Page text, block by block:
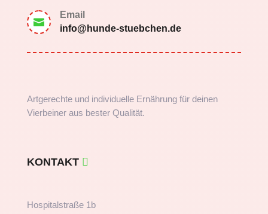

Email
info@hunde-stuebchen.de
Artgerechte und individuelle Ernährung für deinen
Vierbeiner aus bester Qualität.
KONTAKT
Hospitalstraße 1b